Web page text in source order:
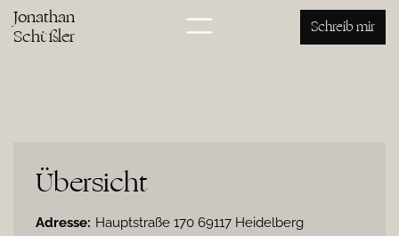
Jonathan
Schüßler Schreib mir
Übersicht
Adresse: Hauptstraße 170 69117 Heidelberg